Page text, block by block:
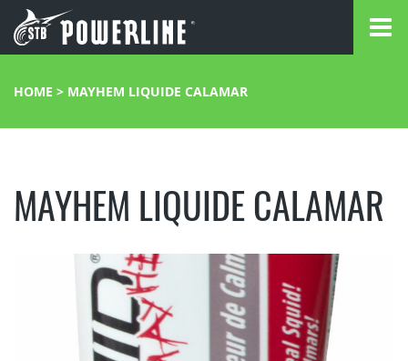
HOME > MAYHEM LIQUIDE CALAMAR
MAYHEM LIQUIDE CALAMAR